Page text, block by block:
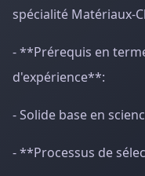
spécialité Matériaux-
- **Prérequis en
d'expérience**:
- Solide base en
- **Processus de